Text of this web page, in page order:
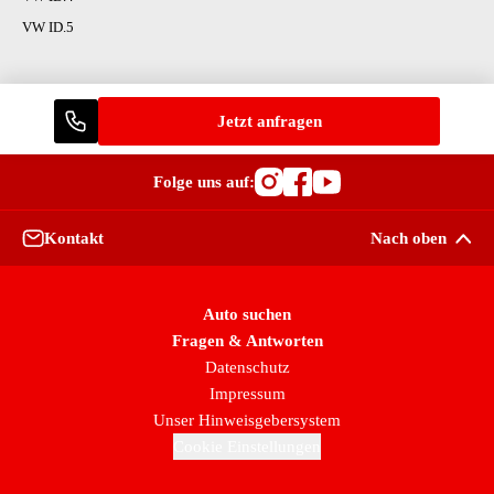
VW ID.5
Jetzt anfragen
Folge uns auf:
Besuche
Besuche
Besuche
Kontakt Nach oben
Auto suchen
Fragen & Antworten
Datenschutz
Impressum
Unser Hinweisgebersystem